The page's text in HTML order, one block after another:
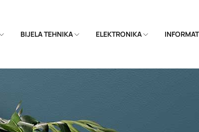
BIJELA TEHNIKA ELEKTRONIKA